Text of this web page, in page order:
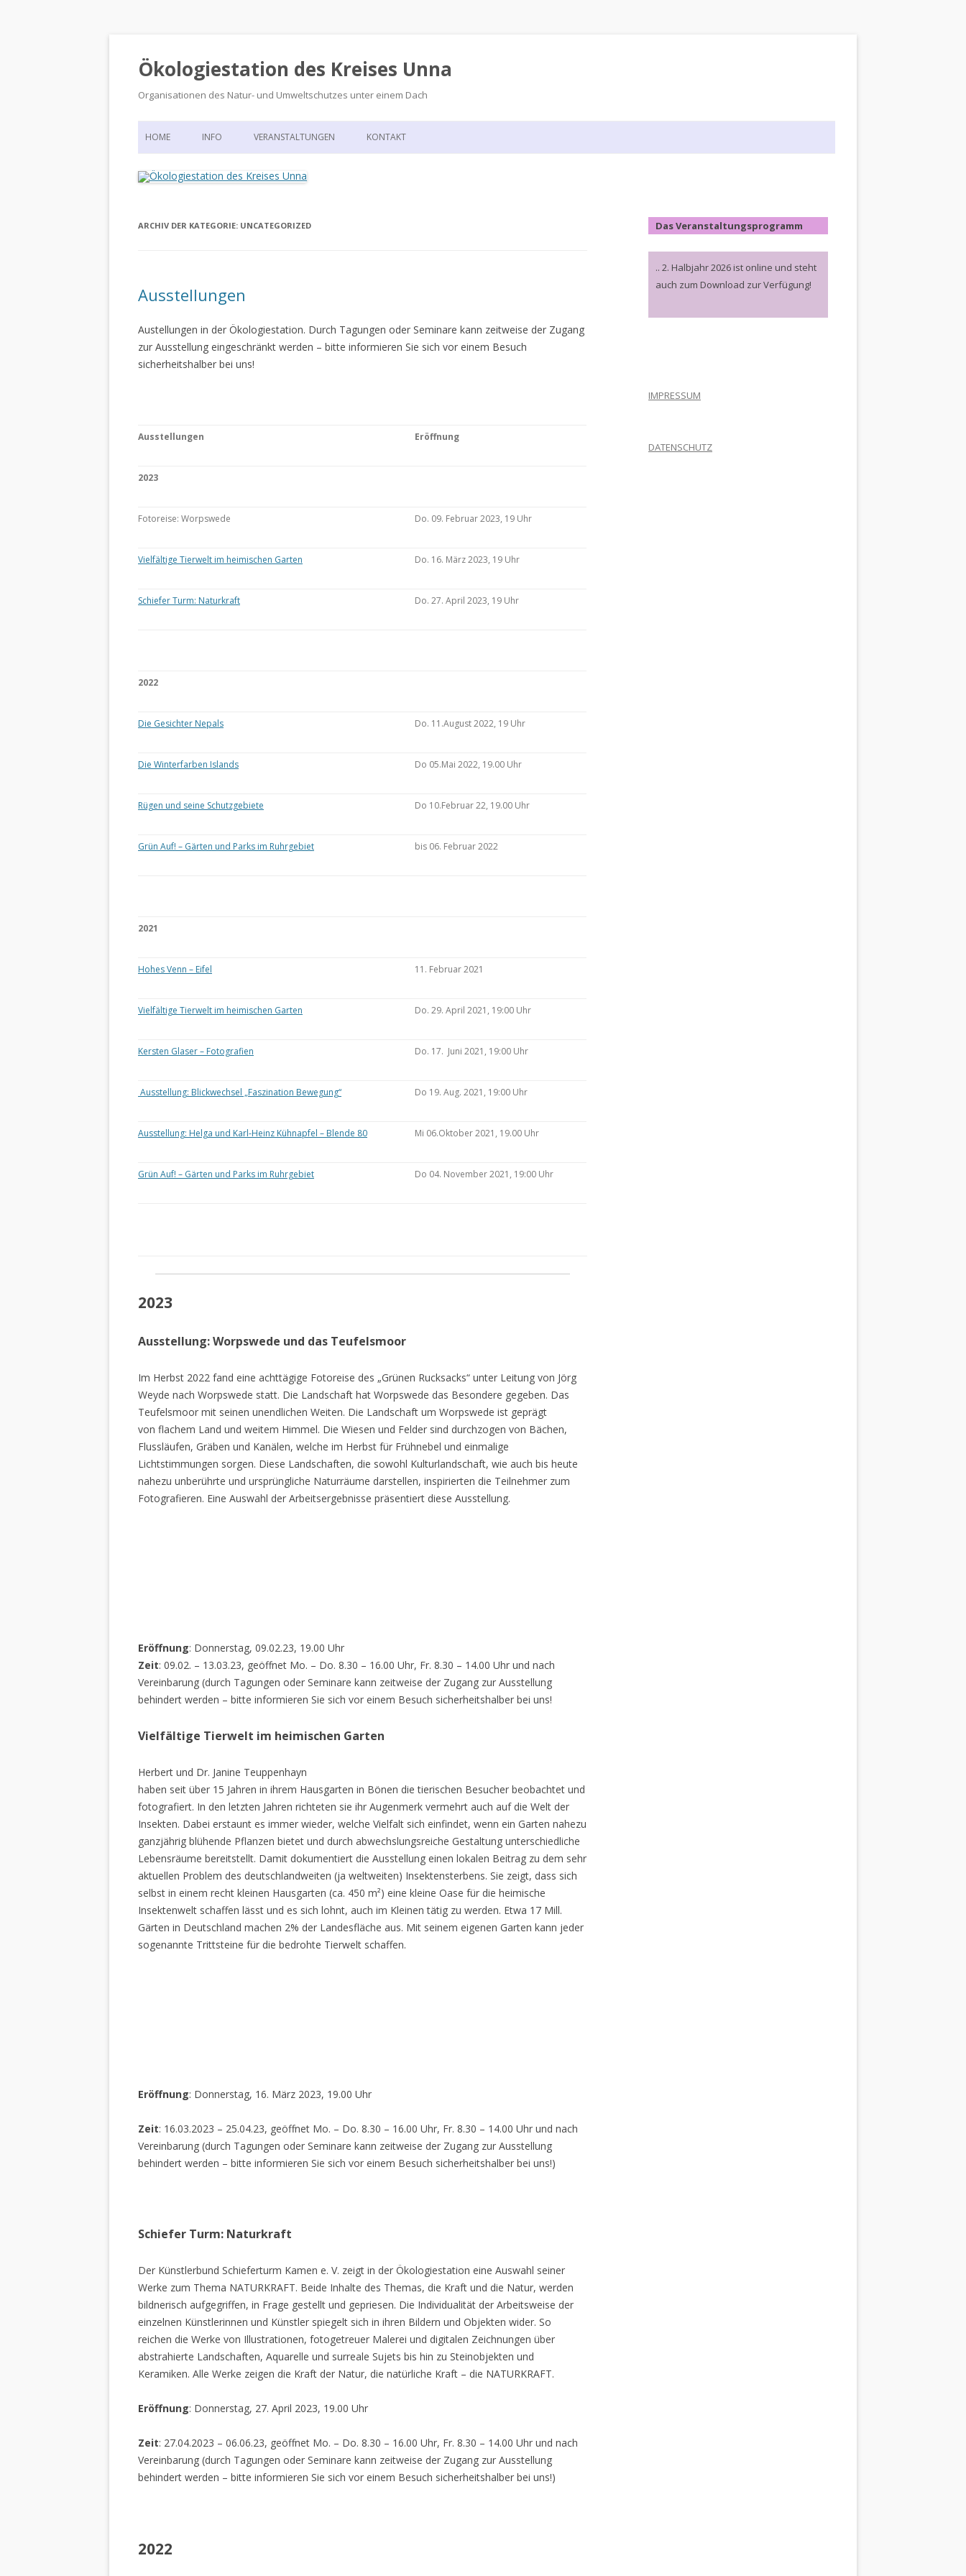
Ökologiestation des Kreises Unna
Organisationen des Natur- und Umweltschutzes unter einem Dach
Zum
HOME INFO VERANSTALTUNGEN KONTAKT
ARCHIV DER KATEGORIE: UNCATEGORIZED
Ausstellungen
Austellungen in der Ökologiestation. Durch Tagungen oder Seminare kann zeitweise der Zugang
zur Ausstellung eingeschränkt werden – bitte informieren Sie sich vor einem Besuch
sicherheitshalber bei uns!
Ausstellungen Eröffnung
2023
Fotoreise: Worpswede Do. 09. Februar 2023, 19 Uhr
Vielfältige Tierwelt im heimischen Garten Do. 16. März 2023, 19 Uhr
Schiefer Turm: Naturkraft Do. 27. April 2023, 19 Uhr
2022
Die Gesichter Nepals Do. 11.August 2022, 19 Uhr
Die Winterfarben Islands Do 05.Mai 2022, 19.00 Uhr
Rügen und seine Schutzgebiete Do 10.Februar 22, 19.00 Uhr
Grün Auf! – Gärten und Parks im Ruhrgebiet bis 06. Februar 2022
2021
Hohes Venn – Eifel 11. Februar 2021
Vielfältige Tierwelt im heimischen Garten Do. 29. April 2021, 19:00 Uhr
Kersten Glaser – Fotografien Do. 17. Juni 2021, 19:00 Uhr
Ausstellung: Blickwechsel „Faszination Bewegung“ Do 19. Aug. 2021, 19:00 Uhr
Ausstellung: Helga und Karl-Heinz Kühnapfel – Blende 80 Mi 06.Oktober 2021, 19.00 Uhr
Grün Auf! – Gärten und Parks im Ruhrgebiet Do 04. November 2021, 19:00 Uhr
2023
Ausstellung: Worpswede und das Teufelsmoor
Im Herbst 2022 fand eine achttägige Fotoreise des „Grünen Rucksacks“ unter Leitung von Jörg
Weyde nach Worpswede statt. Die Landschaft hat Worpswede das Besondere gegeben. Das
Teufelsmoor mit seinen unendlichen Weiten. Die Landschaft um Worpswede ist geprägt
von flachem Land und weitem Himmel. Die Wiesen und Felder sind durchzogen von Bächen,
Flussläufen, Gräben und Kanälen, welche im Herbst für Frühnebel und einmalige
Lichtstimmungen sorgen. Diese Landschaften, die sowohl Kulturlandschaft, wie auch bis heute
nahezu unberührte und ursprüngliche Naturräume darstellen, inspirierten die Teilnehmer zum
Fotografieren. Eine Auswahl der Arbeitsergebnisse präsentiert diese Ausstellung.
Eröffnung: Donnerstag, 09.02.23, 19.00 Uhr
Zeit: 09.02. – 13.03.23, geöffnet Mo. – Do. 8.30 – 16.00 Uhr, Fr. 8.30 – 14.00 Uhr und nach
Vereinbarung (durch Tagungen oder Seminare kann zeitweise der Zugang zur Ausstellung
behindert werden – bitte informieren Sie sich vor einem Besuch sicherheitshalber bei uns!
Vielfältige Tierwelt im heimischen Garten
Herbert und Dr. Janine Teuppenhayn
haben seit über 15 Jahren in ihrem Hausgarten in Bönen die tierischen Besucher beobachtet und
fotografiert. In den letzten Jahren richteten sie ihr Augenmerk vermehrt auch auf die Welt der
Insekten. Dabei erstaunt es immer wieder, welche Vielfalt sich einfindet, wenn ein Garten nahezu
ganzjährig blühende Pflanzen bietet und durch abwechslungsreiche Gestaltung unterschiedliche
Lebensräume bereitstellt. Damit dokumentiert die Ausstellung einen lokalen Beitrag zu dem sehr
aktuellen Problem des deutschlandweiten (ja weltweiten) Insektensterbens. Sie zeigt, dass sich
selbst in einem recht kleinen Hausgarten (ca. 450 m²) eine kleine Oase für die heimische
Insektenwelt schaffen lässt und es sich lohnt, auch im Kleinen tätig zu werden. Etwa 17 Mill.
Gärten in Deutschland machen 2% der Landesfläche aus. Mit seinem eigenen Garten kann jeder
sogenannte Trittsteine für die bedrohte Tierwelt schaffen.
Eröffnung: Donnerstag, 16. März 2023, 19.00 Uhr
Zeit: 16.03.2023 – 25.04.23, geöffnet Mo. – Do. 8.30 – 16.00 Uhr, Fr. 8.30 – 14.00 Uhr und nach
Vereinbarung (durch Tagungen oder Seminare kann zeitweise der Zugang zur Ausstellung
behindert werden – bitte informieren Sie sich vor einem Besuch sicherheitshalber bei uns!)
Schiefer Turm: Naturkraft
Der Künstlerbund Schieferturm Kamen e. V. zeigt in der Ökologiestation eine Auswahl seiner
Werke zum Thema NATURKRAFT. Beide Inhalte des Themas, die Kraft und die Natur, werden
bildnerisch aufgegriffen, in Frage gestellt und gepriesen. Die Individualität der Arbeitsweise der
einzelnen Künstlerinnen und Künstler spiegelt sich in ihren Bildern und Objekten wider. So
reichen die Werke von Illustrationen, fotogetreuer Malerei und digitalen Zeichnungen über
abstrahierte Landschaften, Aquarelle und surreale Sujets bis hin zu Steinobjekten und
Keramiken. Alle Werke zeigen die Kraft der Natur, die natürliche Kraft – die NATURKRAFT.
Eröffnung: Donnerstag, 27. April 2023, 19.00 Uhr
Zeit: 27.04.2023 – 06.06.23, geöffnet Mo. – Do. 8.30 – 16.00 Uhr, Fr. 8.30 – 14.00 Uhr und nach
Vereinbarung (durch Tagungen oder Seminare kann zeitweise der Zugang zur Ausstellung
behindert werden – bitte informieren Sie sich vor einem Besuch sicherheitshalber bei uns!)
2022
Das Veranstaltungsprogramm
.. 2. Halbjahr 2026 ist online und steht
auch zum Download zur Verfügung!
IMPRESSUM
DATENSCHUTZ